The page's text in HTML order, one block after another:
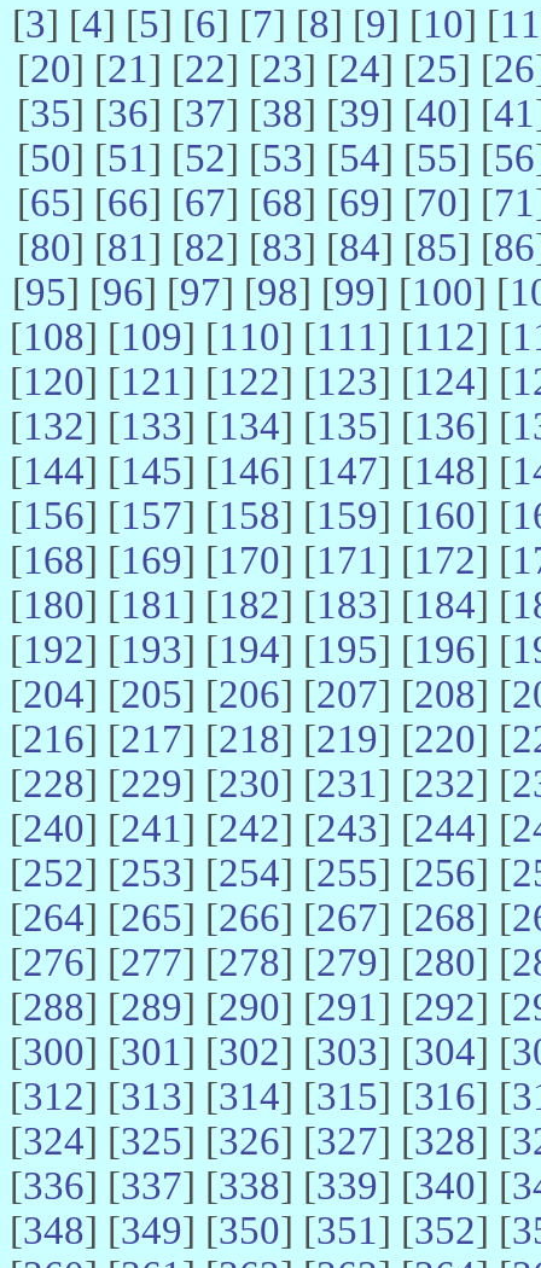
[3] [4] [5] [6] [7] [8] [9] [10] [11
[20] [21] [22] [23] [24] [25] [26
[35] [36] [37] [38] [39] [40] [41
[50] [51] [52] [53] [54] [55] [56
[65] [66] [67] [68] [69] [70] [71
[80] [81] [82] [83] [84] [85] [86
[95] [96] [97] [98] [99] [100] [
[108] [109] [110] [111] [112] [
[120] [121] [122] [123] [124] [
[132] [133] [134] [135] [136] [
[144] [145] [146] [147] [148] [
[156] [157] [158] [159] [160] [
[168] [169] [170] [171] [172] [
[180] [181] [182] [183] [184] [
[192] [193] [194] [195] [196] [
[204] [205] [206] [207] [208] [
[216] [217] [218] [219] [220] [
[228] [229] [230] [231] [232] [
[240] [241] [242] [243] [244] [
[252] [253] [254] [255] [256] [
[264] [265] [266] [267] [268] [
[276] [277] [278] [279] [280] [
[288] [289] [290] [291] [292] [
[300] [301] [302] [303] [304] [
[312] [313] [314] [315] [316] [
[324] [325] [326] [327] [328] [
[336] [337] [338] [339] [340] [
[348] [349] [350] [351] [352] [